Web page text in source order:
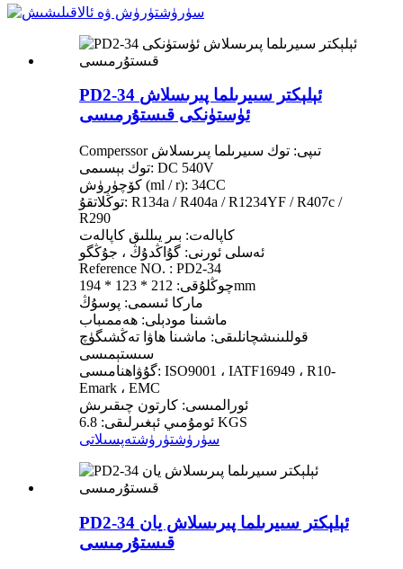
PD2-34 ئېلېكتر سىيرىلما پىرىسلاش
ئۈستۈنكى قىستۇرمىسى
Comperssor تىپى: توك سىيرىلما پىرىسلاش
توك بېسىمى: DC 540V
كۆچۈرۈش (ml / r): 34CC
توڭلاتقۇ: R134a / R404a / R1234YF / R407c /
R290
كاپالەت: بىر يىللىق كاپالەت
ئەسلى ئورنى: گۇاڭدۇڭ ، جۇڭگو
Reference NO. : PD2-34
چوڭلۇقى: 212 * 123 * 194mm
ماركا ئىسمى: پوسۇڭ
ماشىنا مودېلى: ھەممىباب
قوللىنىشچانلىقى: ماشىنا ھاۋا تەڭشىگۈچ
سىستېمىسى
گۇۋاھنامىسى: ISO9001 ، IATF16949 ، R10-
Emark ، EMC
ئورالمىسى: كارتون چىقىرىش
ئومۇمىي ئېغىرلىقى: 6.8 KGS
سۈرۈشتۈرۈشتەپسىلاتى
PD2-34 ئېلېكتر سىيرىلما پىرىسلاش يان
قىستۇرمىسى